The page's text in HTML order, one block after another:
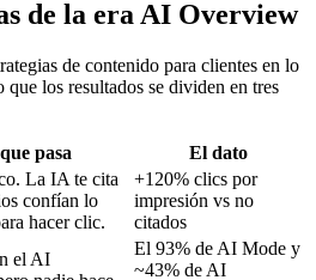
de la era AI Overview
de contenido para clientes en lo
los resultados se dividen en tres
pasa
El dato
La IA te cita
confían lo
hacer clic.
+120% clics por
impresión vs no
citados
el AI
El 93% de AI Mode y
~43% de AI